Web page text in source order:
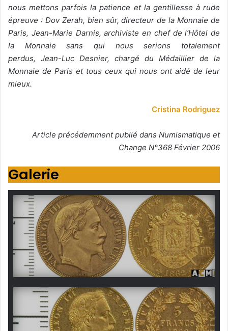
nous mettons parfois la patience et la gentillesse à rude
épreuve : Dov Zerah, bien sûr, directeur de la Monnaie de
Paris, Jean-Marie Darnis, archiviste en chef de l’Hôtel de
la Monnaie sans qui nous serions totalement
perdus, Jean-Luc Desnier, chargé du Médaillier de la
Monnaie de Paris et tous ceux qui nous ont aidé de leur
mieux.
Cristina Rodriguez
Article précédemment publié dans Numismatique et
Change N°368 Février 2006
Galerie